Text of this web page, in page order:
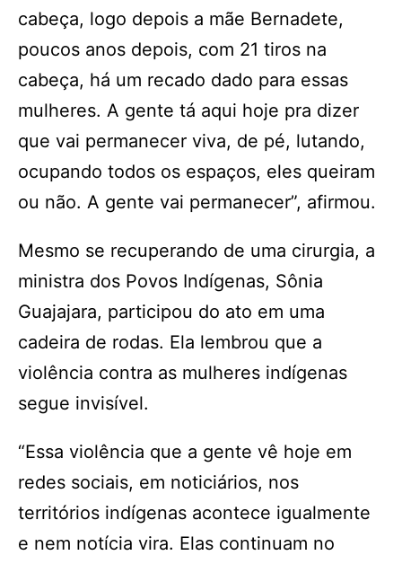
cabeça, logo depois a mãe Bernadete,
poucos anos depois, com 21 tiros na
cabeça, há um recado dado para essas
mulheres. A gente tá aqui hoje pra dizer
que vai permanecer viva, de pé, lutando,
ocupando todos os espaços, eles queiram
ou não. A gente vai permanecer”, afirmou.
Mesmo se recuperando de uma cirurgia, a
ministra dos Povos Indígenas, Sônia
Guajajara, participou do ato em uma
cadeira de rodas. Ela lembrou que a
violência contra as mulheres indígenas
segue invisível.
“Essa violência que a gente vê hoje em
redes sociais, em noticiários, nos
territórios indígenas acontece igualmente
e nem notícia vira. Elas continuam no